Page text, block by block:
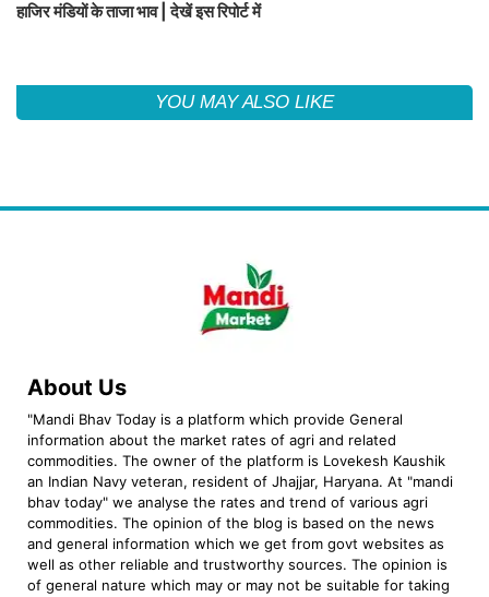
हाजिर मंडियों के ताजा भाव | देखें इस रिपोर्ट में
YOU MAY ALSO LIKE
About Us
"Mandi Bhav Today is a platform which provide General
information about the market rates of agri and related
commodities. The owner of the platform is Lovekesh Kaushik
an Indian Navy veteran, resident of Jhajjar, Haryana. At "mandi
bhav today" we analyse the rates and trend of various agri
commodities. The opinion of the blog is based on the news
and general information which we get from govt websites as
well as other reliable and trustworthy sources. The opinion is
of general nature which may or may not be suitable for taking